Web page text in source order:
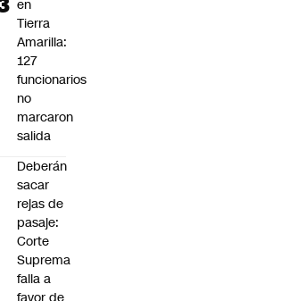
en
Tierra
Amarilla:
127
funcionarios
no
marcaron
salida
Deberán
sacar
rejas de
pasaje:
Corte
Suprema
falla a